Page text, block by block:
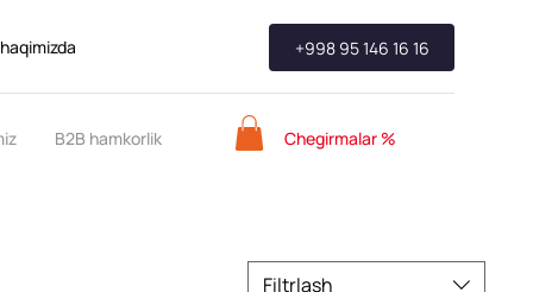
+998 95 146 16 16
B2B hamkorlik Chegirmalar %
Filtrlash